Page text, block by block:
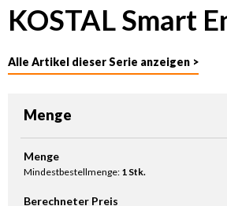
KOSTAL Smart
Alle Artikel dieser Serie anzeigen >
Menge
Produkt Anzahl: Gib den gewünschten
Menge
Mindestbestellmenge: 1 Stk.
Berechneter Preis